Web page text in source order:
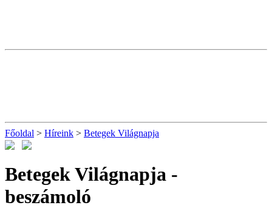
Főoldal > Híreink > Betegek Világnapja
Betegek Világnapja -
beszámoló